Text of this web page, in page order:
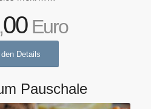
00Euro
Details
Pauschale